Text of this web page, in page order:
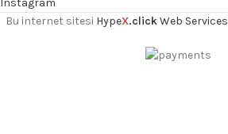
Instagram
Bu internet sitesi HypeX.clickWeb Services